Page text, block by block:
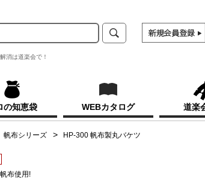
消は道楽会で！
の知恵袋 WEBカタログ 道楽
帆布シリーズ HP-300 帆布製丸バケツ
布使用!